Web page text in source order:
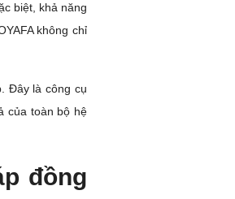
biệt, khả năng
không chỉ
Đây là công cụ
của toàn bộ hệ
đồng